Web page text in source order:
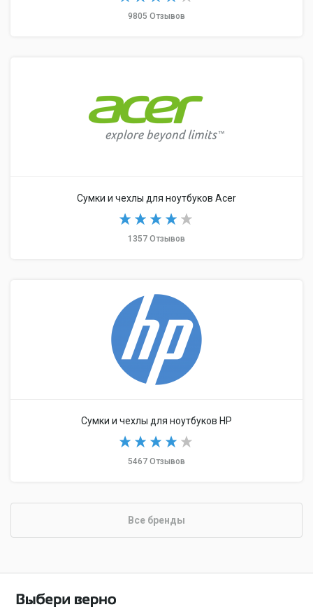
9805 Отзывов
Сумки и чехлы для ноутбуков Acer
1357 Отзывов
Сумки и чехлы для ноутбуков HP
5467 Отзывов
Все бренды